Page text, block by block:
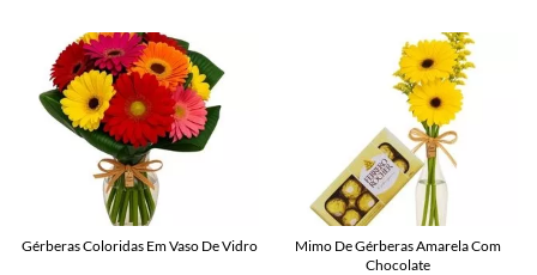
Gérberas Coloridas Em Vaso De Vidro
Mimo De Gérberas Amarela Com
Chocolate